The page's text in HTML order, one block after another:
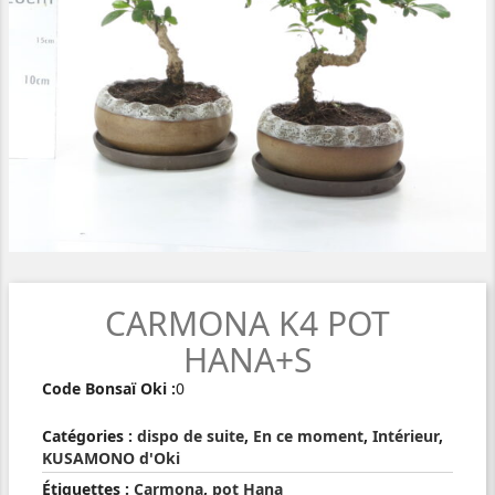
CARMONA K4 POT
HANA+S
Code Bonsaï Oki :0
Catégories : dispo de suite, En ce moment, Intérieur,
KUSAMONO d'Oki
Étiquettes : Carmona, pot Hana